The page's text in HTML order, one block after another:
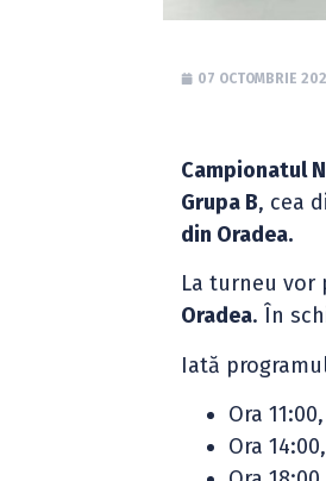
07 OCTOMBRIE
Campionatul
Grupa B, cea
din Oradea.
La turneu vor
Oradea. În
Iată
Ora
Ora